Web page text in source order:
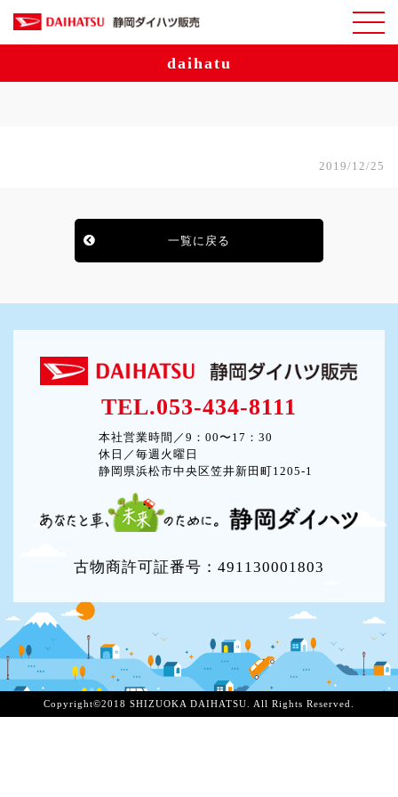
daihatu
2019/12/25
一覧に戻る
TEL.053-434-8111
本社営業時間／9：00〜17：30
休日／毎週火曜日
静岡県浜松市中央区笠井新田町1205-1
古物商許可証番号：491130001803
Copyright©2018 SHIZUOKA DAIHATSU. All Rights Reserved.